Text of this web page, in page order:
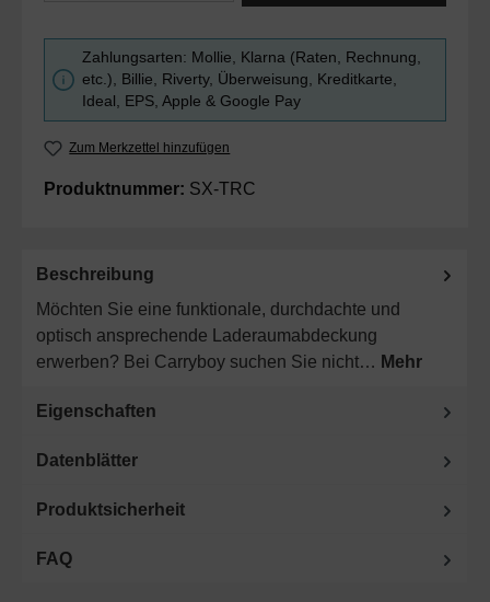
Zahlungsarten: Mollie, Klarna (Raten, Rechnung,
etc.), Billie, Riverty, Überweisung, Kreditkarte,
Ideal, EPS, Apple & Google Pay
Zum Merkzettel hinzufügen
Produktnummer: SX-TRC
Beschreibung
Möchten Sie eine funktionale, durchdachte und
optisch ansprechende Laderaumabdeckung
erwerben? Bei Carryboy suchen Sie nicht… Mehr
Eigenschaften
Datenblätter
Produktsicherheit
FAQ